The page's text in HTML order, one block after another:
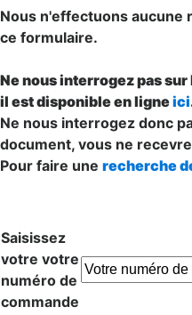
Nous n'effectuons aucune
ce formulaire.
Ne nous interrogez pas
il est disponible en ligneici
Ne nous interrogez donc
document, vous ne
Pour faire une recherche
Saisissez
votre votre
numéro de
commande